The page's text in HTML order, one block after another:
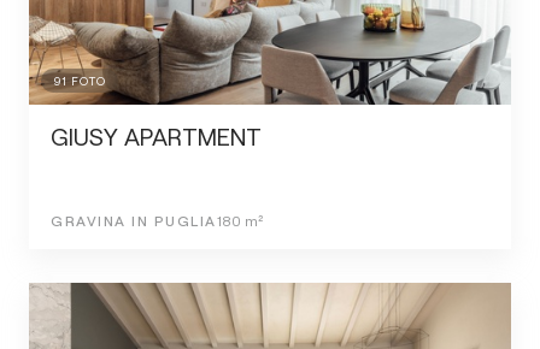
91 FOTO
GIUSY APARTMENT
GRAVINA IN PUGLIA 180 m²